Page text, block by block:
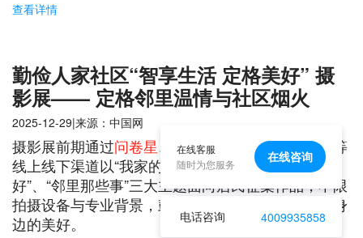
查看详情
勤俭人家社区“智享生活 定格美好” 摄
影展—— 定格邻里温情与社区烟火
2025-12-29|来源：中国网
摄影展前期通过问卷星、居民微信群、摄影动员会等
线上线下渠道以“我家的社区时光”、“窗外的小美
好”、“邻里那些事”三大主题面向居民征集作品，不限
拍摄设备与专业背景，鼓励居民用手机、相机记录身
边的美好。
在线客服
随时为您服务
在线咨询
电话咨询 4009935858